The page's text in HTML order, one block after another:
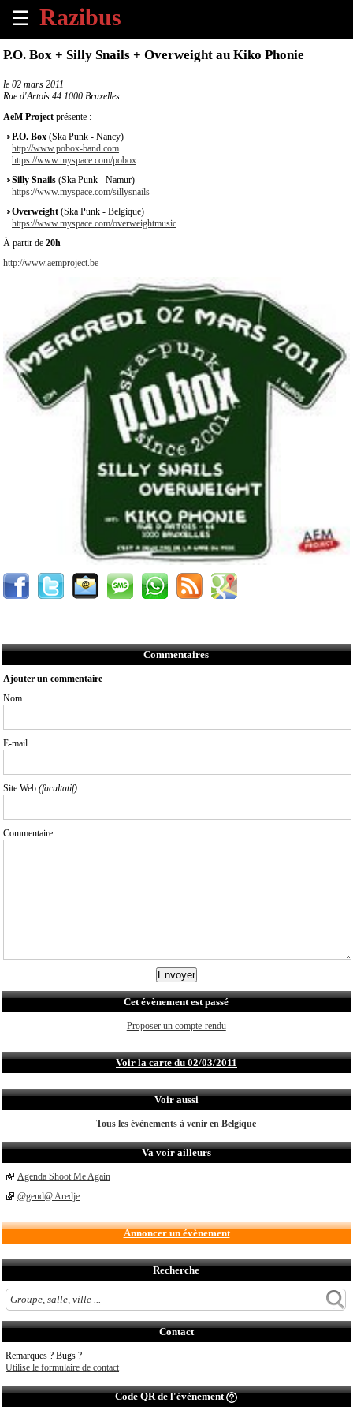
☰
×
Tous
évènements
à
venir
Annoncer
un
évènement
propos
P.O. Box + Silly Snails + Overweight au Kiko Phonie
le 02 mars 2011
Rue d'Artois 44 1000 Bruxelles
AeM Project présente :
P.O. Box (Ska Punk - Nancy)
http://www.pobox-band.com
https://www.myspace.com/pobox
Silly Snails (Ska Punk - Namur)
https://www.myspace.com/sillysnails
Overweight (Ska Punk - Belgique)
https://www.myspace.com/overweightmusic
À partir de 20h
http://www.aemproject.be
Commentaires
Ajouter un commentaire
Nom
E-mail
Site Web (facultatif)
Commentaire
Cet évènement est passé
Proposer un compte-rendu
Voir la carte du 02/03/2011
Voir aussi
Tous les évènements à venir en Belgique
Va voir ailleurs
Agenda Shoot Me Again
@gend@ Aredje
Annoncer un évènement
Recherche
Contact
Remarques ? Bugs ?
Utilise le formulaire de contact
Code QR de l'évènement